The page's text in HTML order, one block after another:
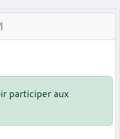
participer aux